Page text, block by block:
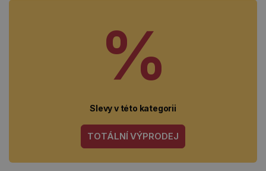
%
Slevy v této kategorii
TOTÁLNÍ VÝPRODEJ